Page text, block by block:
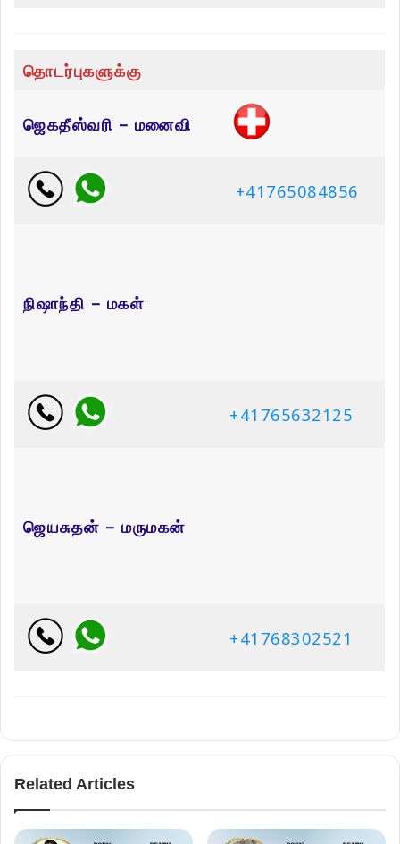
தொடர்புகளுக்கு
ஜெகதீஸ்வரி – மனைவி
+41765084856
ஜெயசுதன் – மருமகன்
September 29, 2025